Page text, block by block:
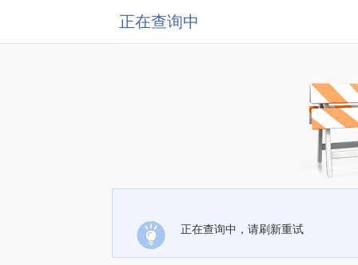
正在查询中
正在查询中，请刷新重试